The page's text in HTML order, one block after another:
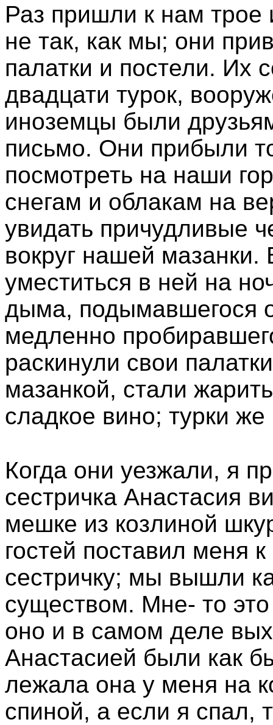
Раз пришли к нам трое
не так, как мы; они
палатки и постели. Их
двадцати турок,
иноземцы были
письмо. Они прибыли
посмотреть на наши
снегам и облакам на
увидать причудливые
вокруг нашей
уместиться в ней на
дыма, подымавшегося
медленно
раскинули свои
мазанкой, стали
сладкое вино; турки
Когда они уезжали, я
сестричка Анастасия
мешке из козлиной
гостей поставил меня
сестричку; мы вышли
существом. Мне- то
оно и в самом деле
Анастасией были как
лежала она у меня на
спиной, а если я спал,